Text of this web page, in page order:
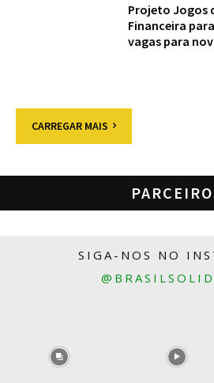
Projeto Jogos
Financeira
vagas para
CARREGAR MAIS
SIGA-NOS NO